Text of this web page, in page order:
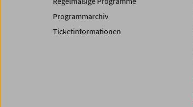
Programmarchiv
Ticketinformationen